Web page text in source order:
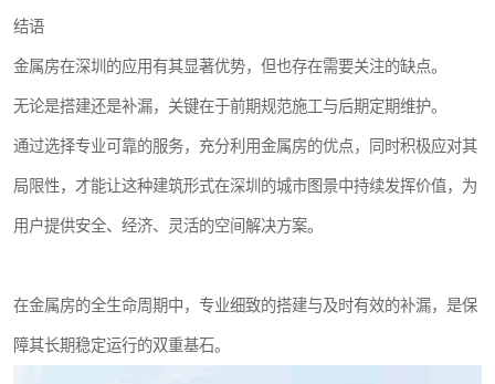
结语
金属房在深圳的应用有其显著优势，但也存在需要关注的缺点。
无论是搭建还是补漏，关键在于前期规范施工与后期定期维护。
通过选择专业可靠的服务，充分利用金属房的优点，同时积极应对其
局限性，才能让这种建筑形式在深圳的城市图景中持续发挥价值，为
用户提供安全、经济、灵活的空间解决方案。
在金属房的全生命周期中，专业细致的搭建与及时有效的补漏，是保
障其长期稳定运行的双重基石。